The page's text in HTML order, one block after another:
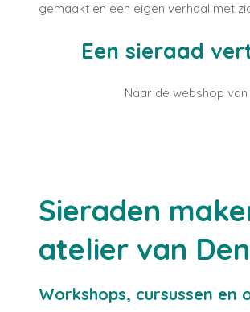
gemaakt en een eigen verhaal met
Een sieraad
Naar de webshop
Sieraden
atelier van
Workshops, cursussen en